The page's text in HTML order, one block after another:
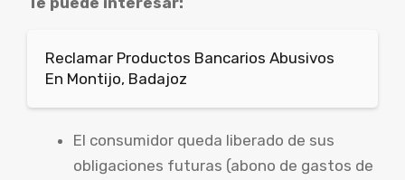
Reclamar Productos Bancarios Abusivos
En Montijo, Badajoz
El consumidor queda liberado de sus
obligaciones futuras (abono de gastos de